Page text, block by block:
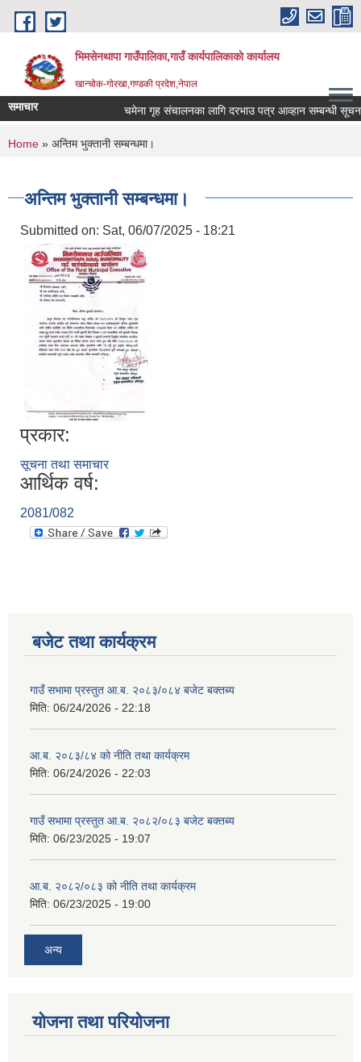
Skip to main content
भिमसेनथापा गाउँपालिका,गाउँ कार्यपालिकाकाे कार्यालय
खान्चोक-गाेरखा,गण्डकी प्रदेश,नेपाल
समाचार चमेना गृह संचालनका लागि दरभाउ पत्र आव्हान सम्बन्धी सूचना।
You are here
Home » अन्तिम भुक्तानी सम्बन्धमा।
अन्तिम भुक्तानी सम्बन्धमा।
Submitted on: Sat, 06/07/2025 - 18:21
प्रकार:
सूचना तथा समाचार
आर्थिक वर्ष:
2081/082
बजेट तथा कार्यक्रम
गाउँ सभामा प्रस्तुत आ.ब. २०८३/०८४ बजेट बक्तब्य
मिति: 06/24/2026 - 22:18
आ.ब. २०८३/८४ को नीति तथा कार्यक्रम
मिति: 06/24/2026 - 22:03
गाउँ सभामा प्रस्तुत आ.ब. २०८२/०८३ बजेट बक्तब्य
मिति: 06/23/2025 - 19:07
आ.ब. २०८२/०८३ को नीति तथा कार्यक्रम
मिति: 06/23/2025 - 19:00
अन्य
योजना तथा परियोजना